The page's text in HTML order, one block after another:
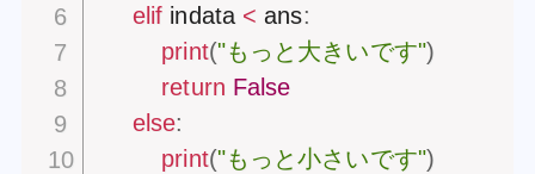
elif indata < ans:
print("もっと大きいです")
return False
else:
print("もっと小さいです")